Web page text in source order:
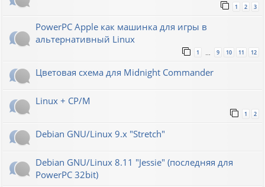
1 2 3
PowerPC Apple как машинка для игры в
альтернативный Linux
1 9 10 11 12
Цветовая схема для Midnight Commander
Linux + CP/M
1 2
Debian GNU/Linux 9.x "Stretch"
Debian GNU/Linux 8.11 "Jessie" (последняя для
PowerPC 32bit)